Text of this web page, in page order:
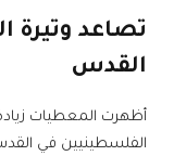
تصاعد وتيرة
القدس
أظهرت المعطيات